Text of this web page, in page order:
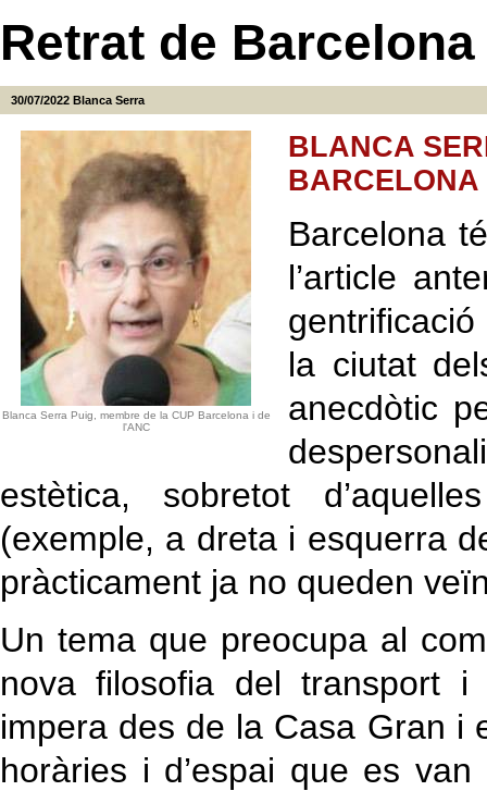
Retrat de Barcelona
30/07/2022 Blanca Serra
Blanca Serra Puig, membre de la CUP Barcelona i de
l'ANC
BLANCA
Barcelona
l’article
la ciutat
anecdòtic
estètica, sobretot
(exemple, a dreta i esquerra
pràcticament ja no queden
Un tema que preocupa al
nova filosofia del transport
impera des de la Casa Gran i
horàries i d’espai que es